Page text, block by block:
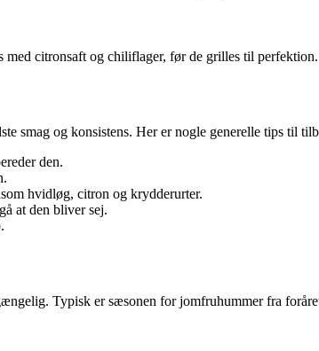
citronsaft og chiliflager, før de grilles til perfektion.
smag og konsistens. Her er nogle generelle tips til
den.
hvidløg, citron og krydderurter.
at den bliver sej.
Typisk er sæsonen for jomfruhummer fra